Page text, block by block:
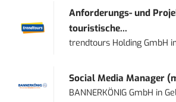
Anforderungs- und
touristische...
trendtours Holding GmbH
Social Media Manager
BANNERKÖNIG GmbH in